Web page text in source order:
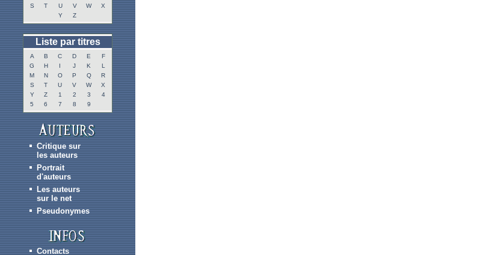
S
T U V W
X
Y
Z
Liste par titres
A B C D E
F
G
H I J K
L
M
N O P Q
R
S
T U V W
X
Y
Z 1 2 3
4
5
6 7 8 9
Critique sur
les auteurs
Portrait
d'auteurs
Les auteurs
sur le net
Pseudonymes
Contacts